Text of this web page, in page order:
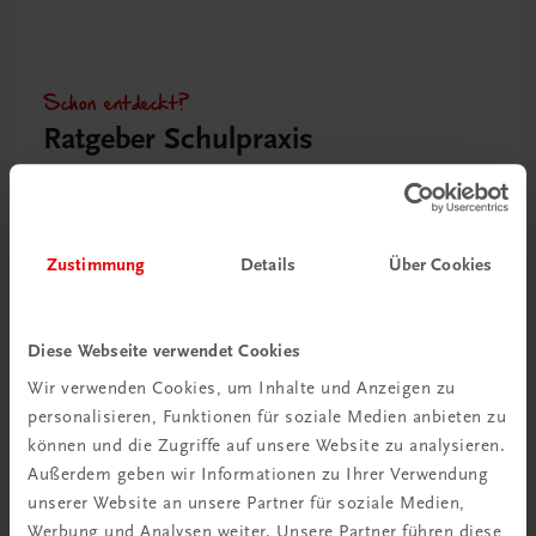
Zustimmung Details Über Cookies
Diese Webseite verwendet Cookies
Wir verwenden Cookies, um Inhalte und Anzeigen zu
personalisieren, Funktionen für soziale Medien anbieten zu
können und die Zugriffe auf unsere Website zu analysieren.
Außerdem geben wir Informationen zu Ihrer Verwendung
unserer Website an unsere Partner für soziale Medien,
Werbung und Analysen weiter. Unsere Partner führen diese
Schon entdeckt?
Ratgeber Schulpraxis
Neu in der DigiBox